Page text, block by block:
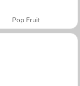
Pop Fruit